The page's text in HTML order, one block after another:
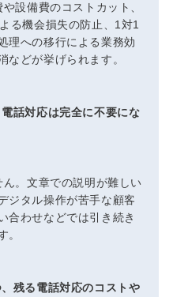
設備費のコストカット、
る機会損失の防止、1対1
理への移行による業務効
などが挙げられます。
話対応は完全に不要にな
。文章での説明が難しい
ジタル操作が苦手な顧客
合わせなどでは引き続き
。
残る電話対応のコストや